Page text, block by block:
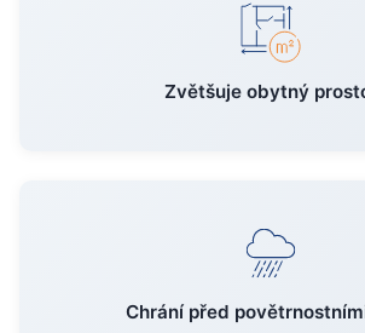
Zvětšuje obytný
Chrání před